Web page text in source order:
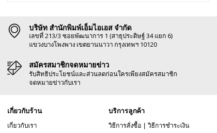
บริษัท สำนักพิมพ์เอ็มไอเอส จำกัด
เลขที่ 213/3 ซอยพัฒนาการ 1 (สาธุประดิษฐ์ 34 แยก 6)
แขวงบางโพงพาง เขตยานนาวา กรุงเทพฯ 10120
สมัครสมาชิกจดหมายข่าว
รับสิทธิประโยชน์และส่วนลดก่อนใครเพียงสมัครสมาชิก
จดหมายข่าวกับเรา
เกี่ยวกับร้าน
เกี่ยวกับเรา
บริการลูกค้า
วิธีการสั่งซื้อ | วิธีการชำระเงิน